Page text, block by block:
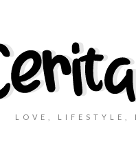
LOVE, LIFESTYLE,